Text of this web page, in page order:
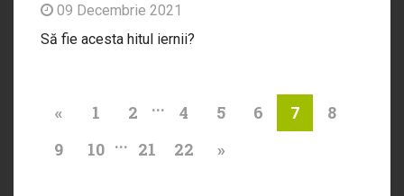
09 Decembrie 2021
Să fie acesta hitul iernii?
« 1 2 ... 4 5 6 7
8
9
10 ... 21 22 »